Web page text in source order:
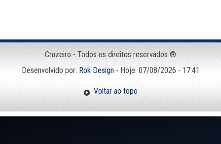
Cruzeiro - Todos os direitos reservados ®
Desenvolvido por: Rok Design- Hoje: 07/08/2026 - 17:41
Voltar ao topo